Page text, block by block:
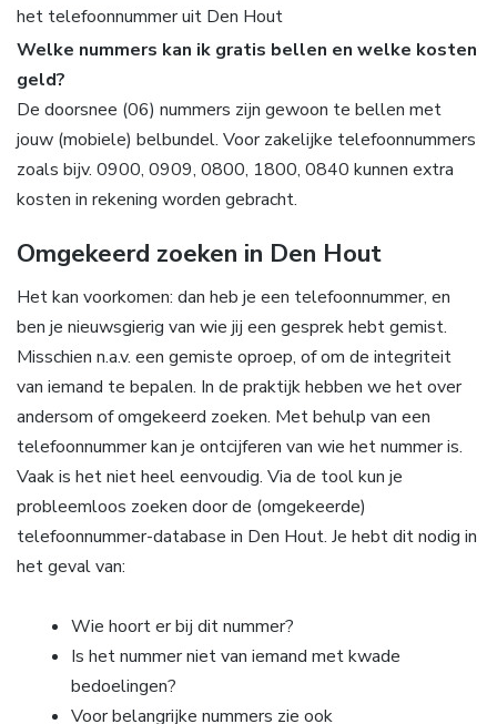
het telefoonnummer uit Den Hout
Welke nummers kan ik gratis bellen en welke kosten
geld?
De doorsnee (06) nummers zijn gewoon te bellen met
jouw (mobiele) belbundel. Voor zakelijke telefoonnummers
zoals bijv. 0900, 0909, 0800, 1800, 0840 kunnen extra
kosten in rekening worden gebracht.
Omgekeerd zoeken in Den Hout
Het kan voorkomen: dan heb je een telefoonnummer, en
ben je nieuwsgierig van wie jij een gesprek hebt gemist.
Misschien n.a.v. een gemiste oproep, of om de integriteit
van iemand te bepalen. In de praktijk hebben we het over
andersom of omgekeerd zoeken. Met behulp van een
telefoonnummer kan je ontcijferen van wie het nummer is.
Vaak is het niet heel eenvoudig. Via de tool kun je
probleemloos zoeken door de (omgekeerde)
telefoonnummer-database in Den Hout. Je hebt dit nodig in
het geval van:
Wie hoort er bij dit nummer?
Is het nummer niet van iemand met kwade
bedoelingen?
Voor belangrijke nummers zie ook